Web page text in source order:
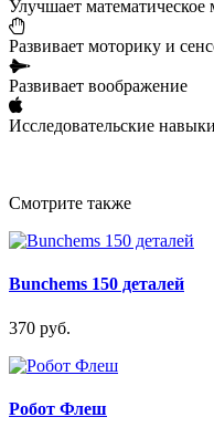
Улучшает
Развивает моторику и
Развивает воображение
Исследовательские
Смотрите также
Bunchems 150 деталей
370 руб.
Робот Флеш